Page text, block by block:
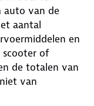
auto van de
aantal
en
of
de totalen van
van